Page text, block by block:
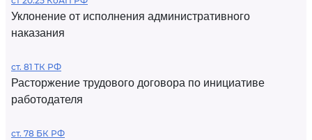
Уклонение от исполнения административного
наказания
ст. 81 ТК РФ
Расторжение трудового договора по инициативе
работодателя
ст. 78 БК РФ